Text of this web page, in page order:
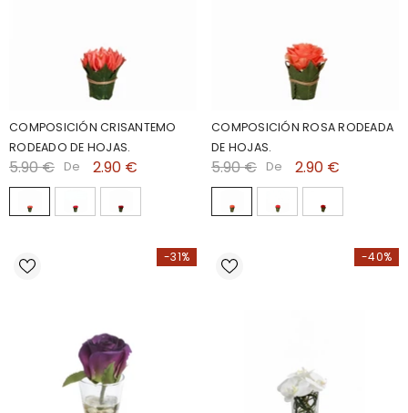
COMPOSICIÓN CRISANTEMO
RODEADO DE HOJAS.
5.90 € De 2.90 €
COMPOSICIÓN ROSA RODEADA
DE HOJAS.
5.90 € De 2.90 €
-31% -40%